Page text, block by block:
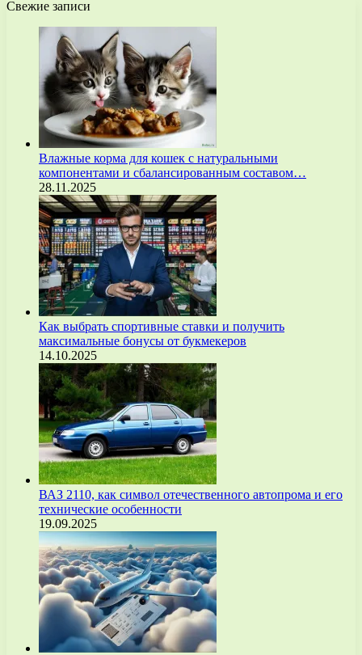
Свежие записи
Влажные корма для кошек с натуральными
компонентами и сбалансированным составом…
28.11.2025
Как выбрать спортивные ставки и получить
максимальные бонусы от букмекеров
14.10.2025
ВАЗ 2110, как символ отечественного автопрома и его
технические особенности
19.09.2025